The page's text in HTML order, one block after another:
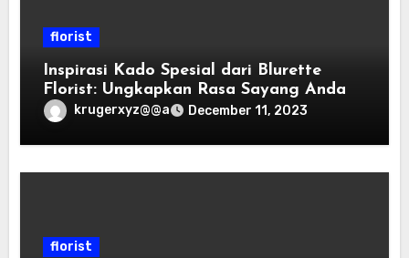
florist
Inspirasi Kado Spesial dari Blurette
Florist: Ungkapkan Rasa Sayang Anda
krugerxyz@@a December 11, 2023
florist